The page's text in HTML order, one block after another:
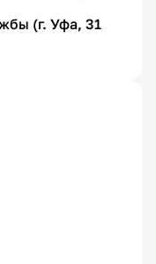
(г. Уфа, 31